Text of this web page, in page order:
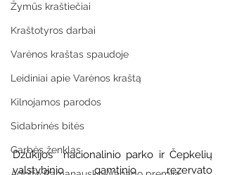
Žymūs kraštiečiai
Kraštotyros darbai
Varėnos kraštas spaudoje
Leidiniai apie Varėnos kraštą
Kilnojamos parodos
Sidabrinės bitės
Garbės ženklas
Dzūkijos  nacionalinio parko ir Čepkelių
valstybinio gamtinio rezervato